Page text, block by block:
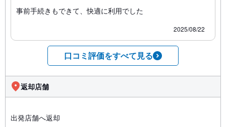
事前手続きもできて、快適に利用でした
2025/08/22
口コミ評価をすべて見る
返却店舗
出発店舗へ返却